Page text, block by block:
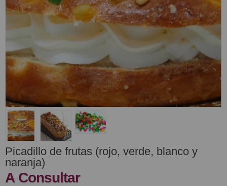
Picadillo de frutas (rojo, verde, blanco y
naranja)
A Consultar